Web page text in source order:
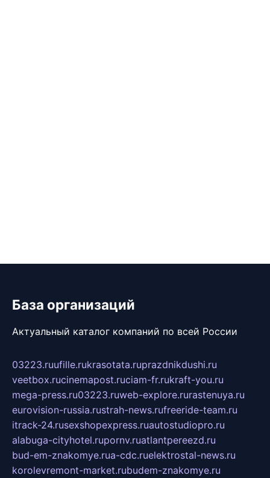
База организаций
Актуальный каталог компаний по всей России
03223.ruufille.rukrasotata.ruprazdnikdushi.ru
veetbox.rucinemapost.ruciam-fr.rukraft-you.ru
mega-press.ru03223.ruweb-explore.rurastenuya.ru
eurovision-russia.rustrah-news.rufreeride-team.ru
itrack-24.rusexshopexpress.ruautostudiopro.ru
alabuga-cityhotel.rupornv.ruatlantpereezd.ru
bud-em-znakomye.rua-cdc.ruelektrostal-news.ru
korolevremont-market.rubudem-znakomye.ru